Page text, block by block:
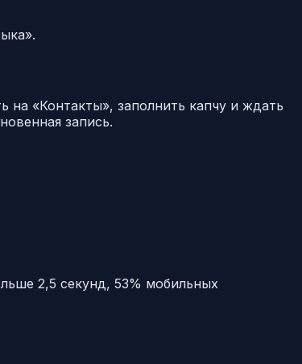
на «Контакты», заполнить капчу и ждать
запись.
2,5 секунд, 53% мобильных